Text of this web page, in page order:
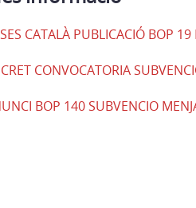
CATALÀ PUBLICACIÓ BOP
CONVOCATORIA
BOP 140 SUBVENCIO